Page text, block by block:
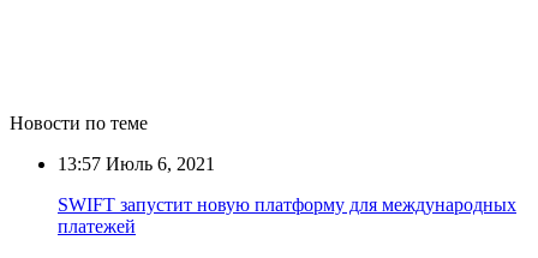
Новости по теме
13:57 Июль 6, 2021
SWIFT запустит новую платформу для международных
платежей